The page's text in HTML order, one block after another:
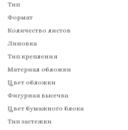
Тип
Формат
Количество листов
Линовка
Тип крепления
Материал обложки
Цвет обложки
Фигурная высечка
Цвет бумажного блока
Тип застежки